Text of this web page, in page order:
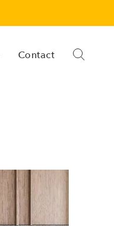
Contact